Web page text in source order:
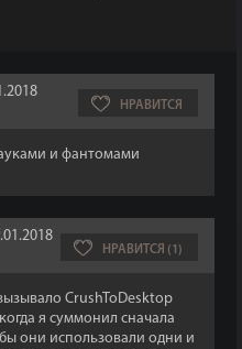
НРАВИТСЯ
и фантомами
НРАВИТСЯ (1)
CrushToDesktop
я суммонил сначала
они использовали одни и